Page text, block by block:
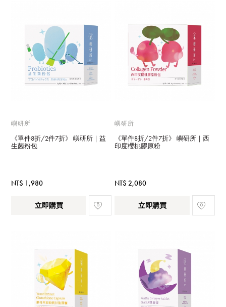
嶼研所
《單件8折/2件7折》 嶼研所｜益
生菌粉包
NT$ 1,980
立即購買
嶼研所
《單件8折/2件7折》 嶼研所｜西
印度櫻桃膠原粉
NT$ 2,080
立即購買